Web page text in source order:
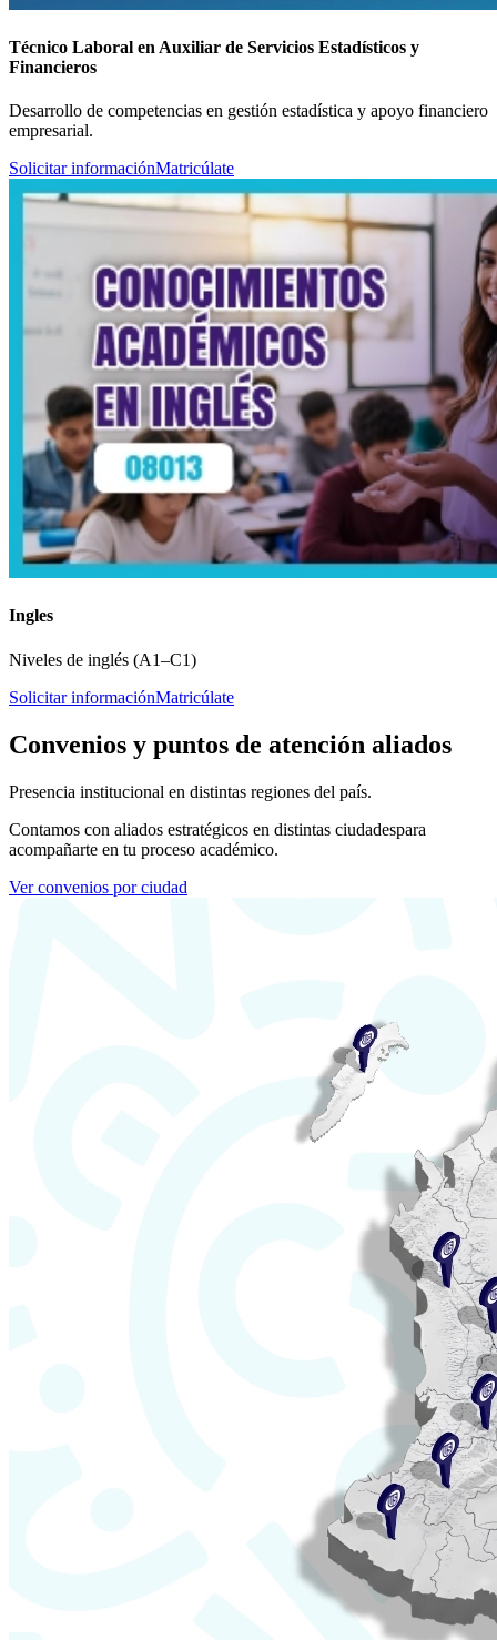
Técnico Laboral en Auxiliar de Servicios Estadísticos y
Financieros
Desarrollo de competencias en gestión estadística y apoyo financiero
empresarial.
Solicitar informaciónMatricúlate
Ingles
Niveles de inglés (A1–C1)
Solicitar informaciónMatricúlate
Convenios y puntos de atención aliados
Presencia institucional en distintas regiones del país.
Contamos con aliados estratégicos en distintas ciudadespara
acompañarte en tu proceso académico.
Ver convenios por ciudad